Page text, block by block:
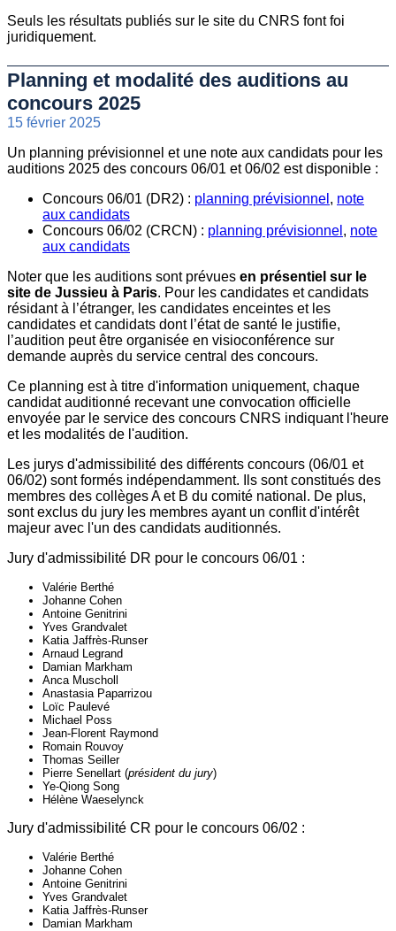
Seuls les résultats publiés sur le site du CNRS font foi
juridiquement.
Planning et modalité des auditions au
concours 2025
15 février 2025
Un planning prévisionnel et une note aux candidats pour les
auditions 2025 des concours 06/01 et 06/02 est disponible :
Concours 06/01 (DR2) : planning prévisionnel , note
aux candidats
Concours 06/02 (CRCN) : planning prévisionnel , note
aux candidats
Noter que les auditions sont prévues en présentiel sur le
site de Jussieu à Paris. Pour les candidates et candidats
résidant à l’étranger, les candidates enceintes et les
candidates et candidats dont l’état de santé le justifie,
l’audition peut être organisée en visioconférence sur
demande auprès du service central des concours.
Ce planning est à titre d'information uniquement, chaque
candidat auditionné recevant une convocation officielle
envoyée par le service des concours CNRS indiquant l'heure
et les modalités de l'audition.
Les jurys d'admissibilité des différents concours (06/01 et
06/02) sont formés indépendamment. Ils sont constitués des
membres des collèges A et B du comité national. De plus,
sont exclus du jury les membres ayant un conflit d'intérêt
majeur avec l'un des candidats auditionnés.
Jury d'admissibilité DR pour le concours 06/01 :
Valérie Berthé
Johanne Cohen
Antoine Genitrini
Yves Grandvalet
Katia Jaffrès-Runser
Arnaud Legrand
Damian Markham
Anca Muscholl
Anastasia Paparrizou
Loïc Paulevé
Michael Poss
Jean-Florent Raymond
Romain Rouvoy
Thomas Seiller
Pierre Senellart (président du jury)
Ye-Qiong Song
Hélène Waeselynck
Jury d'admissibilité CR pour le concours 06/02 :
Valérie Berthé
Johanne Cohen
Antoine Genitrini
Yves Grandvalet
Katia Jaffrès-Runser
Damian Markham